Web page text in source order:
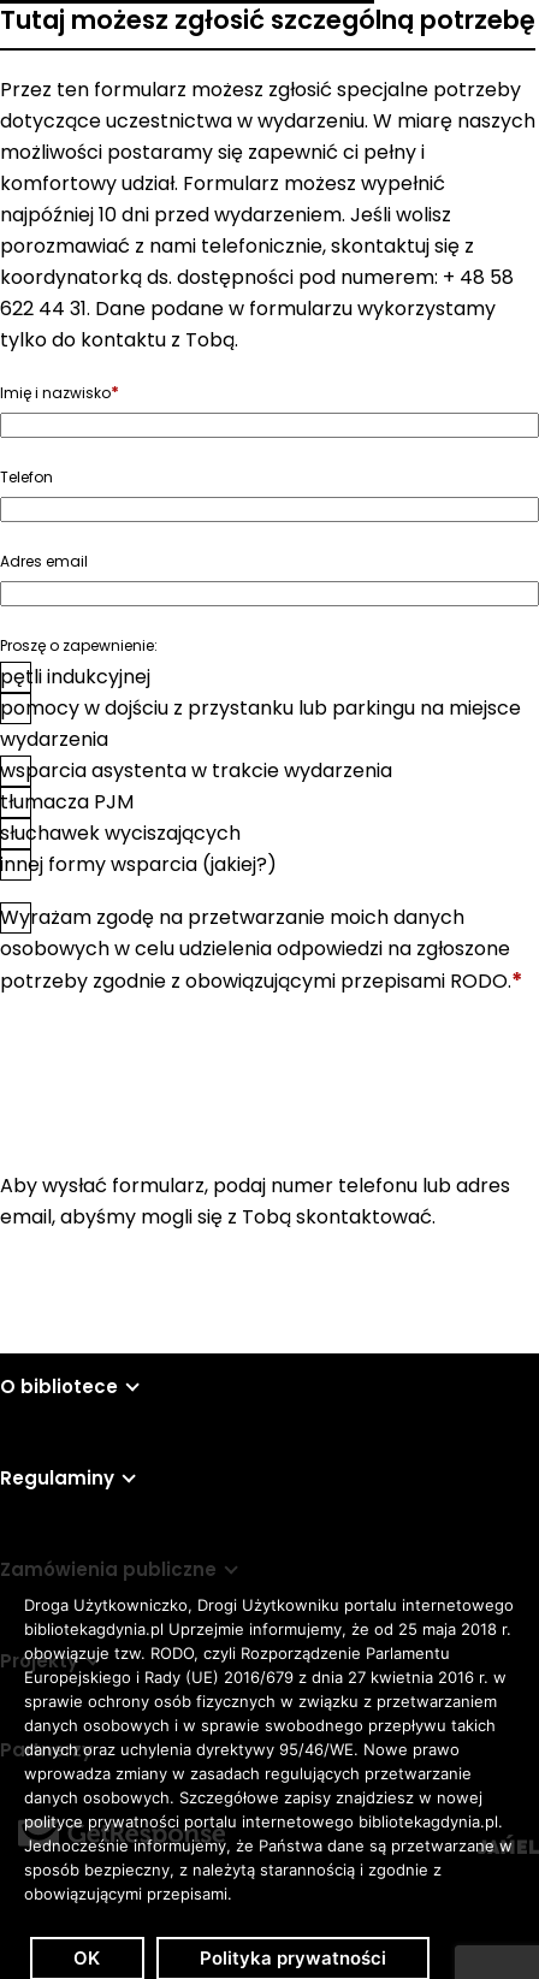
Zaloguj Dostępność
Rozmiar
czcionki
Adomyślna czcionka
Awiększa czcionka
Aduża czcionka
KONTRAST:
ZWIĘKSZ
ODSTĘPY
W
Tutaj możesz zgłosić szczególną potrzebę
Przez ten formularz możesz zgłosić specjalne potrzeby
dotyczące uczestnictwa w wydarzeniu. W miarę naszych
możliwości postaramy się zapewnić ci pełny i
komfortowy udział. Formularz możesz wypełnić
najpóźniej 10 dni przed wydarzeniem. Jeśli wolisz
porozmawiać z nami telefonicznie, skontaktuj się z
koordynatorką ds. dostępności pod numerem: + 48 58
622 44 31. Dane podane w formularzu wykorzystamy
tylko do kontaktu z Tobą.
Imię i nazwisko*
Telefon
Adres email
Proszę o zapewnienie:
pętli indukcyjnej
pomocy w dojściu z przystanku lub parkingu na miejsce
wydarzenia
wsparcia asystenta w trakcie wydarzenia
tłumacza PJM
słuchawek wyciszających
innej formy wsparcia (jakiej?)
Zgoda*
Wyrażam zgodę na przetwarzanie moich danych
osobowych w celu udzielenia odpowiedzi na zgłoszone
potrzeby zgodnie z obowiązującymi przepisami RODO.*
Aby wysłać formularz, podaj numer telefonu lub adres
email, abyśmy mogli się z Tobą skontaktować.
O bibliotece
Regulaminy
Zamówienia publiczne
Projekty
Partnerzy
Droga Użytkowniczko, Drogi Użytkowniku portalu internetowego
bibliotekagdynia.pl Uprzejmie informujemy, że od 25 maja 2018 r.
obowiązuje tzw. RODO, czyli Rozporządzenie Parlamentu
Europejskiego i Rady (UE) 2016/679 z dnia 27 kwietnia 2016 r. w
sprawie ochrony osób fizycznych w związku z przetwarzaniem
danych osobowych i w sprawie swobodnego przepływu takich
danych oraz uchylenia dyrektywy 95/46/WE. Nowe prawo
wprowadza zmiany w zasadach regulujących przetwarzanie
danych osobowych. Szczegółowe zapisy znajdziesz w nowej
polityce prywatności portalu internetowego bibliotekagdynia.pl.
Jednocześnie informujemy, że Państwa dane są przetwarzane w
sposób bezpieczny, z należytą starannością i zgodnie z
obowiązującymi przepisami.
OK Polityka prywatności